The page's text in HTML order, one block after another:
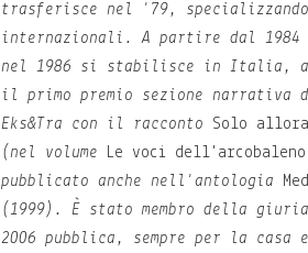
trasferisce nel '79,
internazionali. A partire dal
nel 1986 si stabilisce in Italia, a
il primo premio sezione narrativa
Eks&Tra con il racconto Solo
(nel volume Le voci dell'arcobaleno
pubblicato anche nell'antologia
(1999). È stato membro della
2006 pubblica, sempre per la